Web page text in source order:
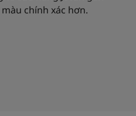
chính xác hơn.